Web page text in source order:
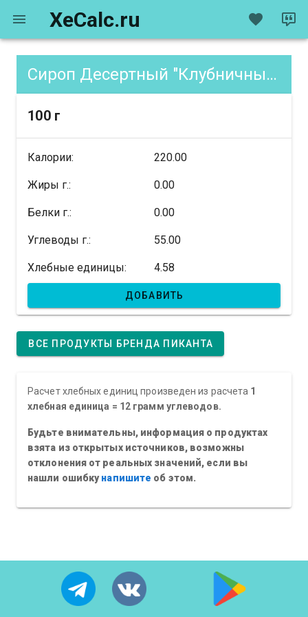
XeCalc.ru
Сироп Десертный "Клубничный", содержание XE
100 г
Калории: 220.00
Жиры г.: 0.00
Белки г.: 0.00
Углеводы г.: 55.00
Хлебные единицы: 4.58
ДОБАВИТЬ
ВСЕ ПРОДУКТЫ БРЕНДА ПИКАНТА
Расчет хлебных единиц произведен из расчета 1
хлебная единица = 12 грамм углеводов.
Будьте внимательны, информация о продуктах
взята из открытых источников, возможны
отклонения от реальных значений, если вы
нашли ошибкунапишите об этом.